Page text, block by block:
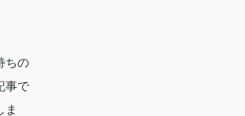
ちの
事で
ま